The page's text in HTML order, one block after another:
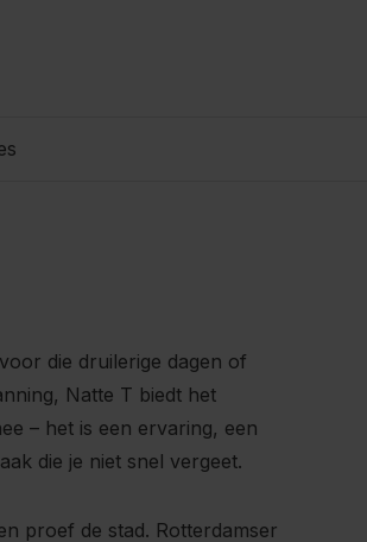
die druilerige dagen of
Natte T biedt het
– het is een ervaring, een
die je niet snel vergeet.
proef de stad. Rotterdamser